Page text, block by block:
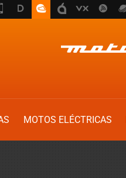
MOTOS ELÉCTRICAS